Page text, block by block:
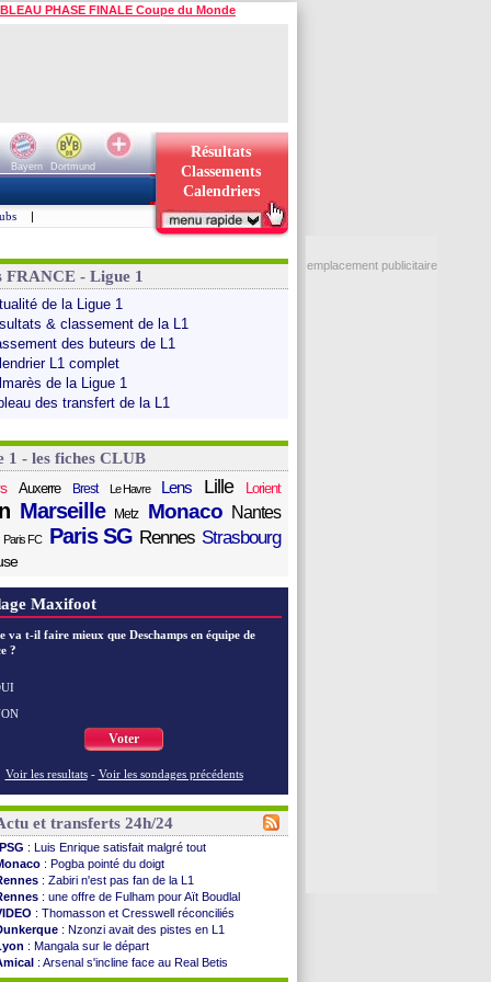
PHASE FINALE Coupe du Monde
Bayern
Dortmund
Résultats
Classements
Calendriers
|
FRANCE - Ligue 1
de la Ligue 1
& classement de la L1
des buteurs de L1
L1 complet
de la Ligue 1
des transfert de la L1
1 - les fiches CLUB
Auxerre Brest Le Havre Lens Lille Lorient
Marseille Metz Monaco Nantes
Paris FC Paris SG Rennes Strasbourg
Maxifoot
va t-il faire mieux que Deschamps en équipe de
?
Voter
Voir les resultats - Voir les sondages précédents
et transferts 24h/24
PSG : Luis Enrique satisfait malgré tout
: Pogba pointé du doigt
: Zabiri n'est pas fan de la L1
: une offre de Fulham pour Aït Boudlal
: Thomasson et Cresswell réconciliés
: Nzonzi avait des pistes en L1
: Mangala sur le départ
: Arsenal s'incline face au Real Betis
: lourde défaite pour le PSG
emplacement publicitaire